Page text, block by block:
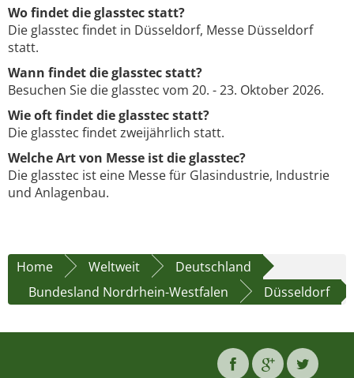
Wo findet die glasstec statt?
Die glasstec findet in Düsseldorf, Messe Düsseldorf
statt.
Wann findet die glasstec statt?
Besuchen Sie die glasstec vom 20. - 23. Oktober 2026.
Wie oft findet die glasstec statt?
Die glasstec findet zweijährlich statt.
Welche Art von Messe ist die glasstec?
Die glasstec ist eine Messe für Glasindustrie, Industrie
und Anlagenbau.
Home Weltweit
Deutschland
Bundesland Nordrhein-Westfalen
Düsseldorf